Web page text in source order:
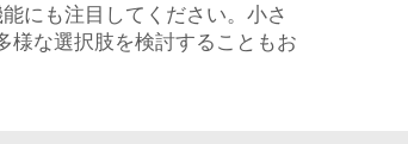
にも注目してください。小さ
様な選択肢を検討することもお